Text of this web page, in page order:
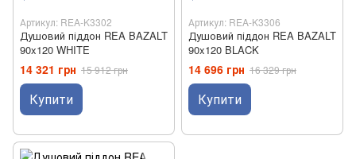
Артикул: REA-K3302
Душовий піддон REA BAZALT
90x120 WHITE
14 321 грн 15 912 грн
Купити
Артикул: REA-K3306
Душовий піддон REA BAZALT
90x120 BLACK
14 696 грн 16 329 грн
Купити